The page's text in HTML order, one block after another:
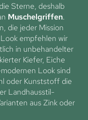
Sterne, deshalb
Muschelgriffen.
die jeder Mission
empfehlen wir
in unbehandelter
Kiefer, Eiche
Look sind
oder Kunststoff die
Landhausstil-
aus Zink oder